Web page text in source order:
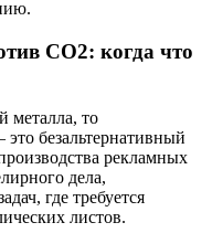
CO2: когда что
металла, то
безальтернативный
рекламных
дела,
где требуется
листов.